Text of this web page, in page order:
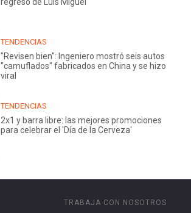
TENDENCIAS
"Revisen bien": Ingeniero mostró seis autos
"camuflados" fabricados en China y se hizo
viral
TENDENCIAS
2x1 y barra libre: las mejores promociones
para celebrar el 'Día de la Cerveza'
TRABAJA CON NOSOTROS